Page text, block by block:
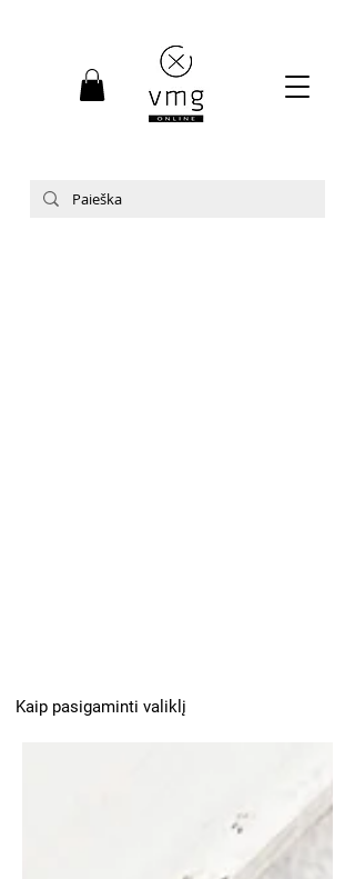
Kaip pasigaminti valiklį